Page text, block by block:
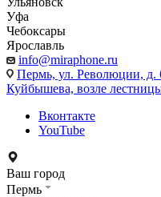
Уфа
Чебоксары
Ярославль
info@miraphone.ru
Пермь, ул. Революции, д.
Куйбышева, возле
Вконтакте
YouTube
Ваш город
Пермь